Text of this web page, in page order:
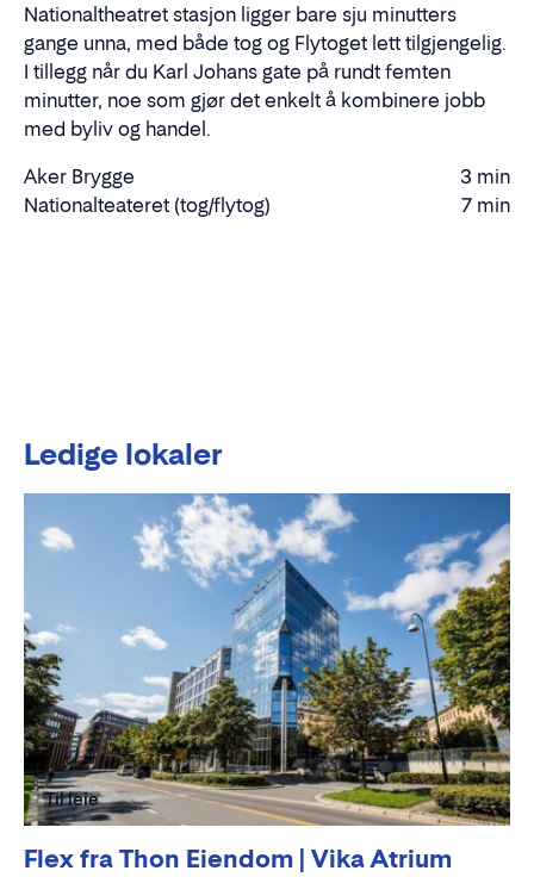
Nationaltheatret stasjon ligger bare sju minutters
gange unna, med både tog og Flytoget lett tilgjengelig.
I tillegg når du Karl Johans gate på rundt femten
minutter, noe som gjør det enkelt å kombinere jobb
med byliv og handel.
Aker Brygge
3 min
Gåtid
Nationalteateret (tog/flytog) 7 min
Gåtid
Ledige lokaler
Flex fra Thon Eiendom | Vika Atrium
Til leie